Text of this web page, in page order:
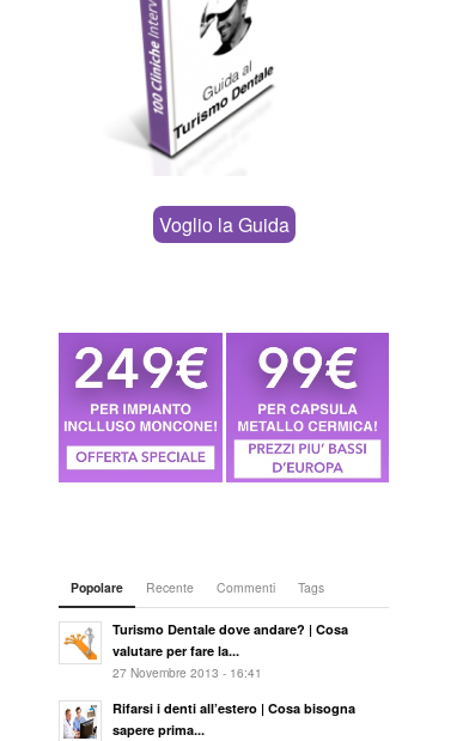
Voglio la Guida
Popolare Recente Commenti Tags
Turismo Dentale dove andare? | Cosa
valutare per fare la...
27 Novembre 2013 - 16:41
Rifarsi i denti all’estero | Cosa bisogna
sapere prima...